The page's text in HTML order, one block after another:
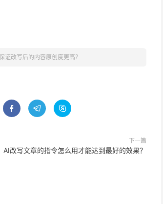
证改写后的内容原创度更高？
  
下一篇
AI改写文章的指令怎么用才能达到最好的效果？